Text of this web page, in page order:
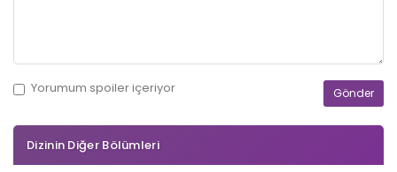
Yorumum spoileriçeriyor
Dizinin Diğer Bölümleri